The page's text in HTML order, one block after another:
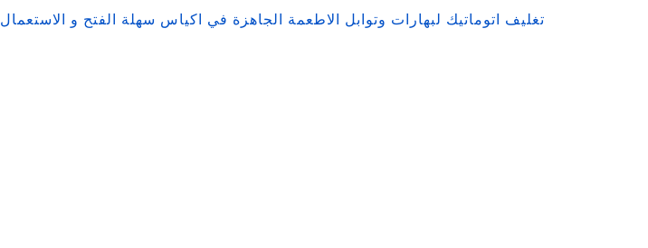
تغليف اتوماتيك لبهارات وتوابل الاطعمة الجاهزة في اكياس سهلة الفتح و الاستعمال